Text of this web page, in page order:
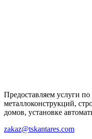
Предоставляем услуги
металлоконструкций,
домов, установке
zakaz@tskantares.com